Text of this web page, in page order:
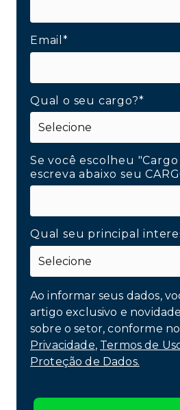
Email*
Qual o seu cargo?*
Se você escolheu
escreva abaixo seu
Qual seu principal
Ao informar seus dados,
artigo exclusivo e
sobre o setor, conforme
Privacidade, Termos de
Proteção de Dados.